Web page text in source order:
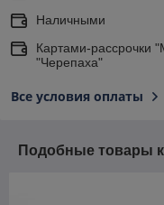
Наличными
Картами-рассрочки
"Черепаха"
Все условия оплаты
Подобные товары